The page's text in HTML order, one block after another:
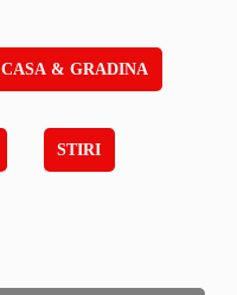
CASA & GRADINA
STIRI